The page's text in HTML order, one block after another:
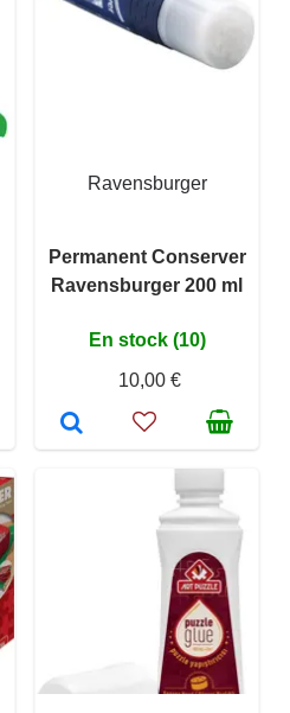
Ravensburger
Permanent Conserver
Ravensburger 200 ml
En stock (10)
10,00 €